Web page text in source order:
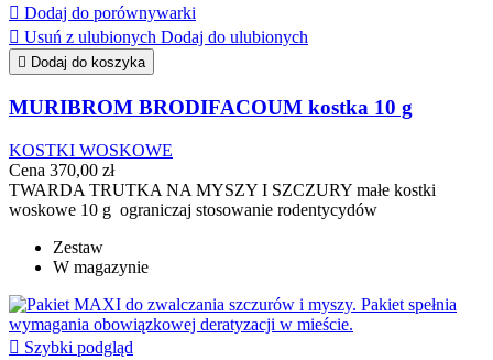
 Dodaj do porównywarki
 Usuń z ulubionych Dodaj do ulubionych
 Dodaj do koszyka
MURIBROM BRODIFACOUM kostka 10 g
KOSTKI WOSKOWE
Cena 370,00 zł
TWARDA TRUTKA NA MYSZY I SZCZURY małe kostki
woskowe 10 g ograniczaj stosowanie rodentycydów
Zestaw
W magazynie
 Szybki podgląd